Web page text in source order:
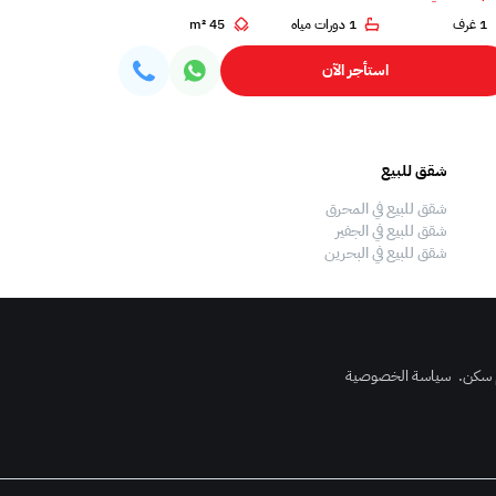
1 غرف 1 دورات مياه 45 m²
استأجر الآن
شقق للبيع
شقق للبيع في المحرق
شقق للبيع في الجفير
شقق للبيع في البحرين
سكن. سياسة الخصوصية